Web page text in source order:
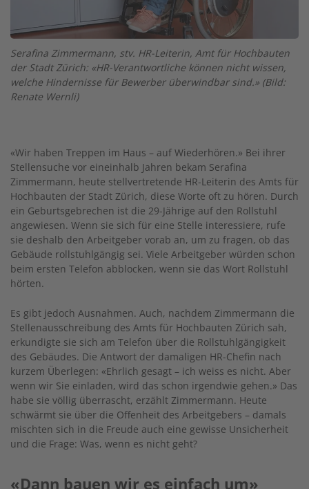
Serafina Zimmermann, stv. HR-Leiterin, Amt für Hochbauten
der Stadt Zürich: «HR-Verantwortliche können nicht wissen,
welche Hindernisse für Bewerber überwindbar sind.» (Bild:
Renate Wernli)
«Wir haben Treppen im Haus – auf Wiederhören.» Bei ihrer
Stellensuche vor eineinhalb Jahren bekam Serafina
Zimmermann, heute stellvertretende HR-Leiterin des Amts für
Hochbauten der Stadt Zürich, diese Worte oft zu hören. Durch
ein Geburtsgebrechen ist die 29-Jährige auf den Rollstuhl
angewiesen. Wenn sie sich für eine Stelle interessiere, rufe
sie deshalb den Arbeitgeber vorab an, um zu fragen, ob das
Gebäude rollstuhlgängig sei. Viele Arbeitgeber würden schon
beim ersten Telefon abblocken, wenn sie das Wort Rollstuhl
hörten.
Es gibt jedoch Ausnahmen. Auch, nachdem Zimmermann die
Stellenausschreibung des Amts für Hochbauten Zürich sah,
erkundigte sie sich am Telefon über die Rollstuhlgängigkeit
des Gebäudes. Die Antwort der damaligen HR-Chefin nach
kurzem Überlegen: «Ehrlich gesagt – ich weiss es nicht. Aber
wenn wir Sie einladen, wird das schon irgendwie gehen.» Das
habe sie völlig überrascht, erzählt Zimmermann. Heute
schwärmt sie über die Offenheit des Arbeitgebers – damals
mischten sich in die Freude auch eine gewisse Unsicherheit
und die Frage: Was, wenn es nicht geht?
«Dann bauen wir es einfach um»